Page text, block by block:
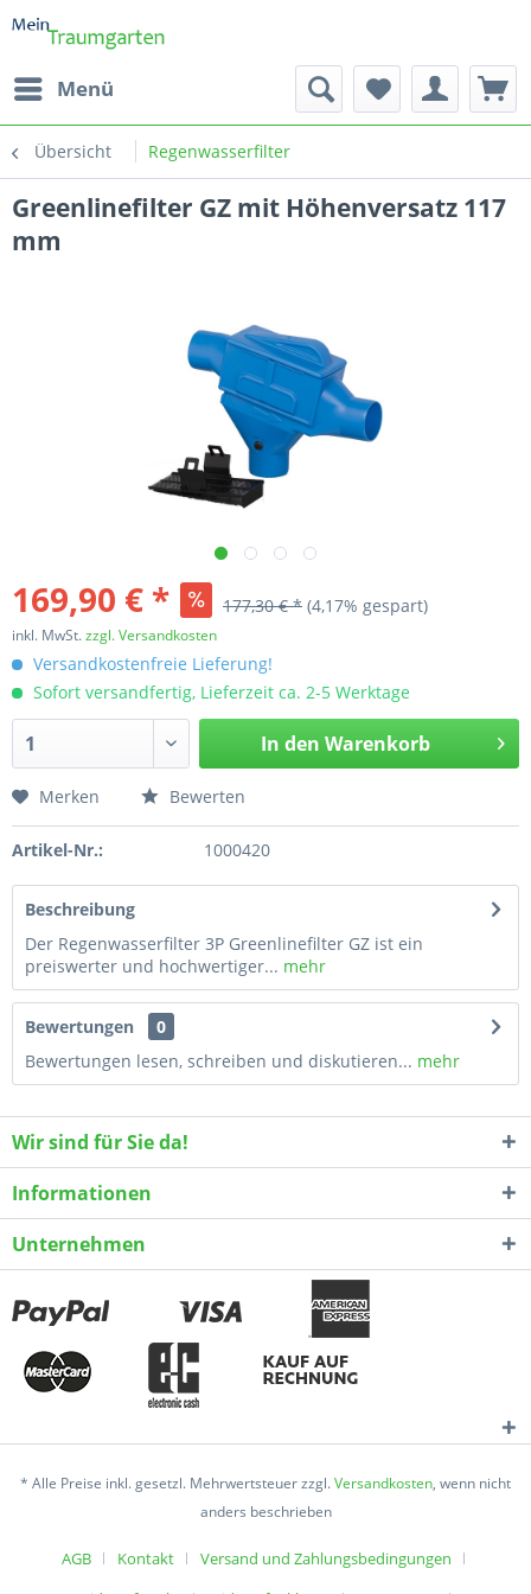
Menü
Übersicht Regenwasserfilter
Greenlinefilter GZ mit Höhenversatz 117
mm
169,90 € * 177,30 € * (4,17% gespart)
inkl. MwSt.zzgl. Versandkosten
Versandkostenfreie Lieferung!
Sofort versandfertig, Lieferzeit ca. 2-5 Werktage
In den Warenkorb
Merken Bewerten
Artikel-Nr.: 1000420
Beschreibung
Der Regenwasserfilter 3P Greenlinefilter GZ ist ein
preiswerter und hochwertiger... mehr
Bewertungen
0
Bewertungen lesen, schreiben und diskutieren... mehr
Wir sind für Sie da!
Informationen
Unternehmen
* Alle Preise inkl. gesetzl. Mehrwertsteuer zzgl.Versandkosten, wenn nicht
anders beschrieben
AGB Kontakt
Versand und Zahlungsbedingungen